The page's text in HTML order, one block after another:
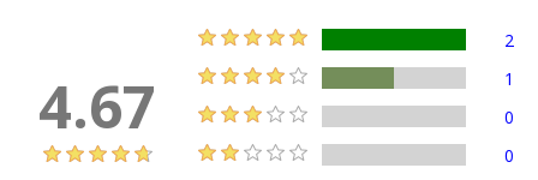
4.67
2
1
0
0